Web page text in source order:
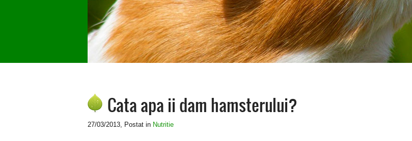
Cata apa ii dam hamsterului?
27/03/2013, Postat in Nutritie